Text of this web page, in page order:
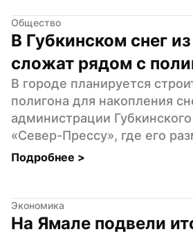
Общество
В Губкинском снег
сложат рядом с
В городе планируется
полигона для накопления
администрации
«Север-Прессу», где его
Подробнее >
Экономика
На Ямале подвели